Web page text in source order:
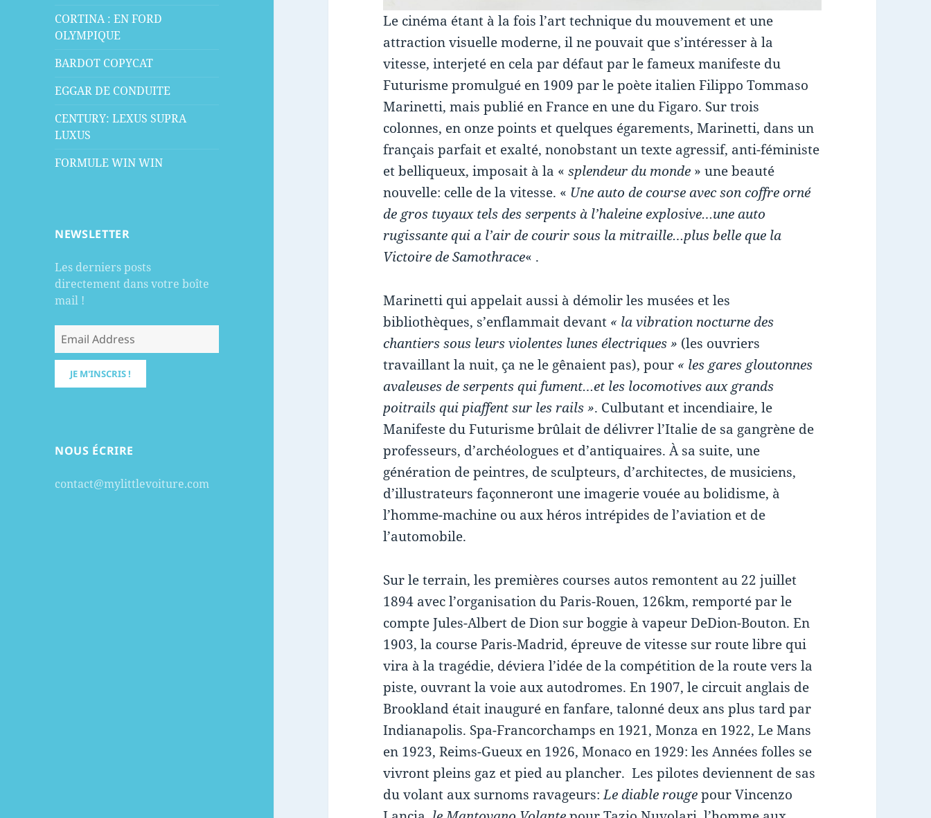
CORTINA : EN FORD
OLYMPIQUE
BARDOT COPYCAT
EGGAR DE CONDUITE
CENTURY: LEXUS SUPRA
LUXUS
FORMULE WIN WIN
NEWSLETTER
Les derniers posts
directement dans votre boîte
mail !
NOUS ÉCRIRE
contact@mylittlevoiture.com
Le cinéma étant à la fois l’art technique du mouvement et une
attraction visuelle moderne, il ne pouvait que s’intéresser à la
vitesse, interjeté en cela par défaut par le fameux manifeste du
Futurisme promulgué en 1909 par le poète italien Filippo Tommaso
Marinetti, mais publié en France en une du Figaro. Sur trois
colonnes, en onze points et quelques égarements, Marinetti, dans un
français parfait et exalté, nonobstant un texte agressif, anti-féministe
et belliqueux, imposait à la «splendeur du monde » une beauté
nouvelle: celle de la vitesse. « Une auto de course avec son coffre orné
de gros tuyaux tels des serpents à l’haleine explosive…une auto
rugissante qui a l’air de courir sous la mitraille…plus belle que la
Victoire de Samothrace« .
Marinetti qui appelait aussi à démolir les musées et les
bibliothèques, s’enflammait devant « la vibration nocturne des
chantiers sous leurs violentes lunes électriques » (les ouvriers
travaillant la nuit, ça ne le gênaient pas), pour « les gares gloutonnes
avaleuses de serpents qui fument…et les locomotives aux grands
poitrails qui piaffent sur les rails ». Culbutant et incendiaire, le
Manifeste du Futurisme brûlait de délivrer l’Italie de sa gangrène de
professeurs, d’archéologues et d’antiquaires. À sa suite, une
génération de peintres, de sculpteurs, d’architectes, de musiciens,
d’illustrateurs façonneront une imagerie vouée au bolidisme, à
l’homme-machine ou aux héros intrépides de l’aviation et de
l’automobile.
Sur le terrain, les premières courses autos remontent au 22 juillet
1894 avec l’organisation du Paris-Rouen, 126km, remporté par le
compte Jules-Albert de Dion sur boggie à vapeur DeDion-Bouton. En
1903, la course Paris-Madrid, épreuve de vitesse sur route libre qui
vira à la tragédie, déviera l’idée de la compétition de la route vers la
piste, ouvrant la voie aux autodromes. En 1907, le circuit anglais de
Brookland était inauguré en fanfare, talonné deux ans plus tard par
Indianapolis. Spa-Francorchamps en 1921, Monza en 1922, Le Mans
en 1923, Reims-Gueux en 1926, Monaco en 1929: les Années folles se
vivront pleins gaz et pied au plancher. Les pilotes deviennent de sas
du volant aux surnoms ravageurs:Le diable rougepour Vincenzo